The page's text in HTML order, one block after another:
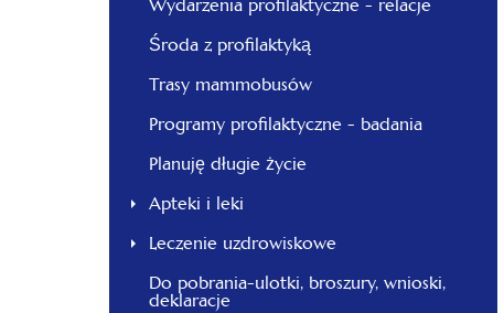
Wydarzenia profilaktyczne - relacje
Środa z profilaktyką
Trasy mammobusów
Programy profilaktyczne - badania
Planuję długie życie
Apteki i leki
Leczenie uzdrowiskowe
Do pobrania-ulotki, broszury, wnioski,
deklaracje